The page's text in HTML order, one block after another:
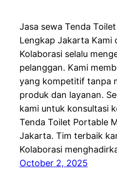
Jasa sewa Tenda
Lengkap Jakarta Kami
Kolaborasi selalu
pelanggan. Kami
yang kompetitif tanpa
produk dan layanan.
kami untuk konsultasi
Tenda Toilet Portable
Jakarta. Tim terbaik
Kolaborasi
October 2, 2025